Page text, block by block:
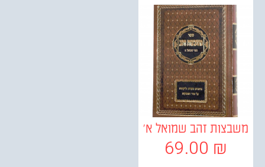
זהב שמואל א'
69.00